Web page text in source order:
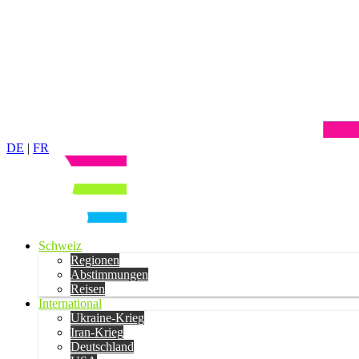
DE | FR
Schweiz
Regionen
Abstimmungen
Reisen
International
Ukraine-Krieg
Iran-Krieg
Deutschland